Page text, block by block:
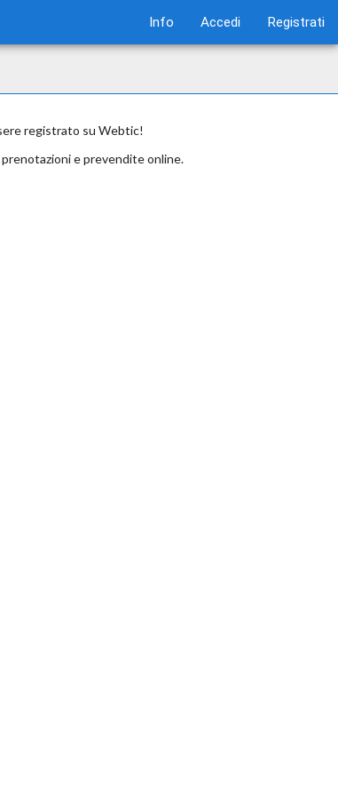
Info Accedi Registrati
registrato su Webtic!
e prevendite online.